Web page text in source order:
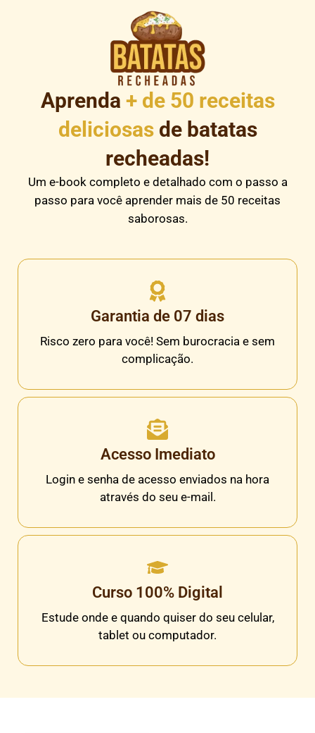
Aprenda + de 50 receitas
deliciosasde batatas
recheadas!
Um e-book completo e detalhado com o passo a
passo para você aprender mais de 50 receitas
saborosas.
Garantia de 07 dias
Risco zero para você! Sem burocracia e sem
complicação.
Acesso Imediato
Login e senha de acesso enviados na hora
através do seu e-mail.
Curso 100% Digital
Estude onde e quando quiser do seu celular,
tablet ou computador.